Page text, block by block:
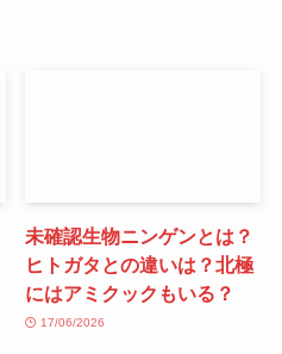
未確認生物ニンゲンとは？
ヒトガタとの違いは？北極
にはアミクックもいる？
17/06/2026